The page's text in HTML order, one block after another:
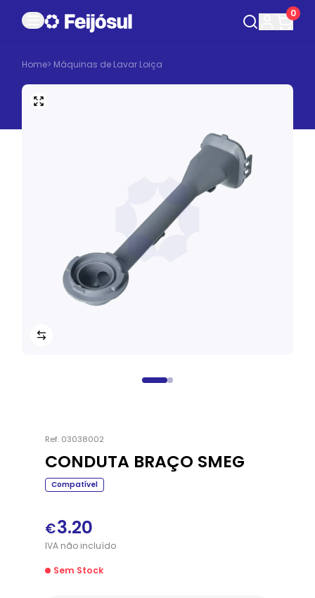
0
Home> Máquinas de Lavar Loiça
Ref. 03038002
CONDUTA BRAÇO SMEG
Compatível
€3.20
IVAnãoincluído
Sem Stock